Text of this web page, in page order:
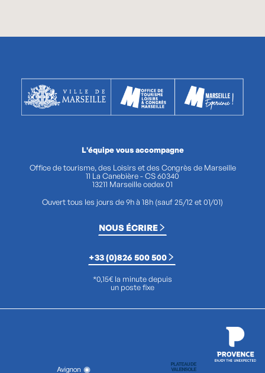
L'équipe vous accompagne
Office de tourisme, des Loisirs et des Congrès de Marseille
11 La Canebière - CS 60340
13211 Marseille cedex 01
Ouvert tous les jours de 9h à 18h (sauf 25/12 et 01/01)
NOUS ÉCRIRE
+33 (0)826 500 500
*0,15€ la minute depuis
un poste fixe